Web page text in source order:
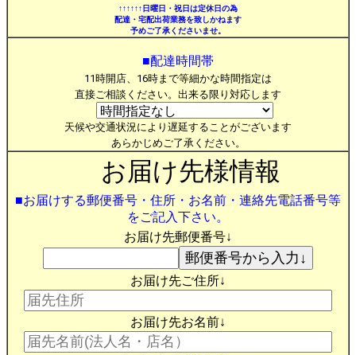
↑↑↑↑↑↑日曜日・祝日は定休日の為
配達・宅配出荷業務を致しかねます
予めご了承くださいませ。
■配達時間帯
11時開店、16時まで等細かな時間指定は
直接ご相談ください。出来る限り対応します
天候や交通状況により遅延することがございます
あらかじめご了承ください。
お届け先様情報
■お届けする郵便番号・住所・お名前・連絡先電話番号等
をご記入下さい。
お届け先郵便番号↓
お届け先ご住所↓
お届け先お名前↓